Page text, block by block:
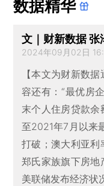
数据精华
文｜财新数据 张
2024年09月02日
【本文为财新数
容还有：“最优房
末个人住房贷款余
至2021年7月以来
打破；澳大利亚利
郑氏家族旗下房地
美联储发布经济状